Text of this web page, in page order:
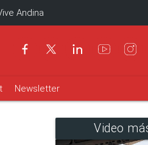
Andina
Newsletter
Video